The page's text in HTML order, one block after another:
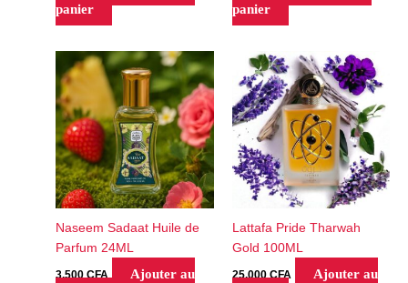
panier
panier
Naseem Sadaat Huile de
Parfum 24ML
3,500CFA
Ajouter au
Lattafa Pride Tharwah
Gold 100ML
25,000CFA
Ajouter au